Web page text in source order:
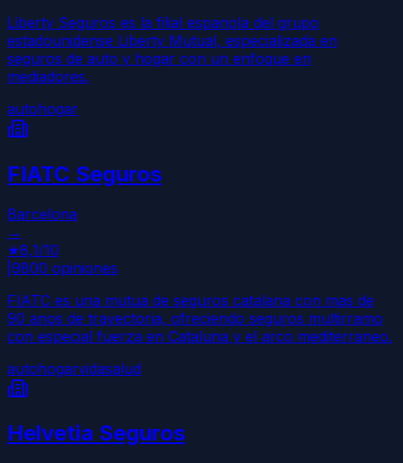
Liberty Seguros es la filial espanola del grupo
estadounidense Liberty Mutual, especializada en
seguros de auto y hogar con un enfoque en
mediadores.
autohogar
FIATC Seguros
Barcelona
→
★8,1/10
9800 opiniones
FIATC es una mutua de seguros catalana con mas de
90 anos de trayectoria, ofreciendo seguros multirramo
con especial fuerza en Cataluna y el arco mediterraneo.
autohogarvidasalud
Helvetia Seguros